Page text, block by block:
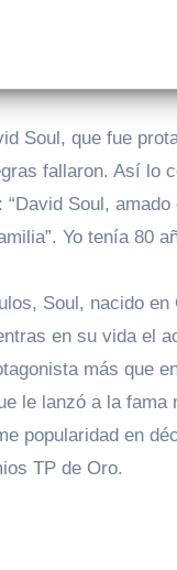
fallaron. Así lo
: “David Soul,
Yo tenía 80
Soul, nacido
en su vida el
más que
le lanzó a la
popularidad en
TP de Oro.